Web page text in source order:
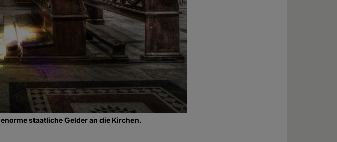
staatliche Gelder an die Kirchen.